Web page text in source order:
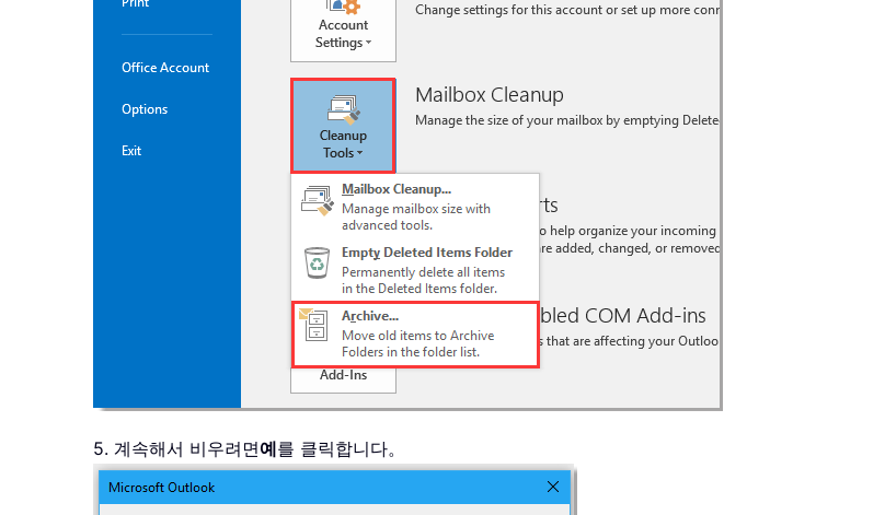
5. 계속해서 비우려면예를 클릭합니다。